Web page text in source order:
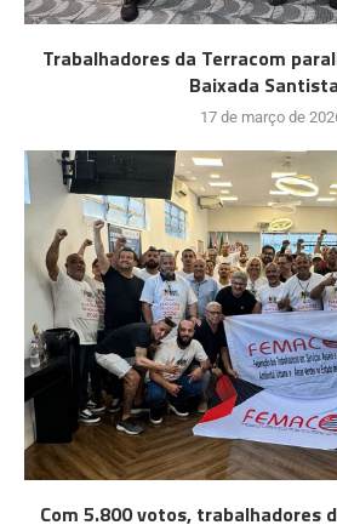
Trabalhadores da Terracom
Baixada
17 de março de
Com 5.800 votos, trabalhadores